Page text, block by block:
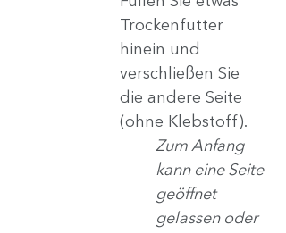
Trockenfutter
hinein und
verschließen Sie
die andere Seite
(ohne Klebstoff).
Zum Anfang
kann eine Seite
geöffnet
gelassen oder